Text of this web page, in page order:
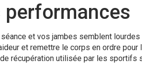
performances
et vos jambes semblent
et remettre le corps en ordre pour
récupération utilisée par les sportifs